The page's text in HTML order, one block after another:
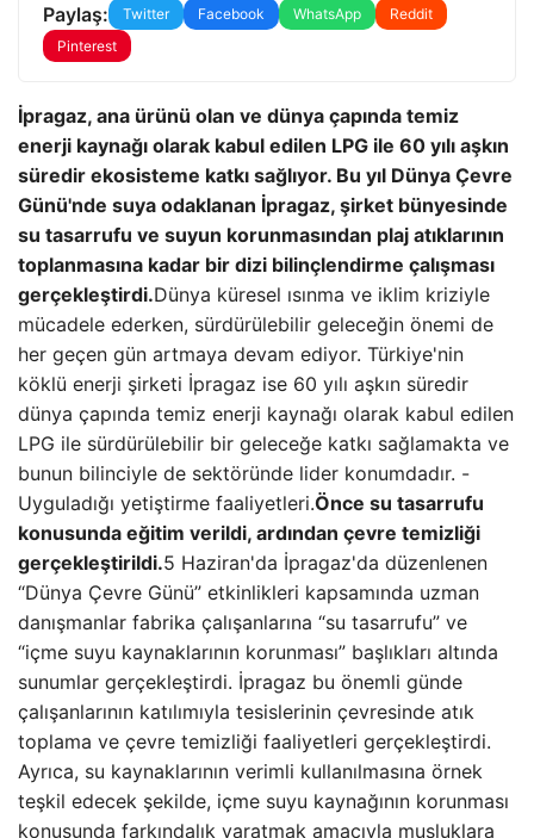
Paylaş: Twitter Facebook WhatsApp
Reddit
Pinterest
İpragaz, ana ürünü olan ve dünya çapında temiz
enerji kaynağı olarak kabul edilen LPG ile 60 yılı aşkın
süredir ekosisteme katkı sağlıyor. Bu yıl Dünya Çevre
Günü'nde suya odaklanan İpragaz, şirket bünyesinde
su tasarrufu ve suyun korunmasından plaj atıklarının
toplanmasına kadar bir dizi bilinçlendirme çalışması
gerçekleştirdi.Dünya küresel ısınma ve iklim kriziyle
mücadele ederken, sürdürülebilir geleceğin önemi de
her geçen gün artmaya devam ediyor. Türkiye'nin
köklü enerji şirketi İpragaz ise 60 yılı aşkın süredir
dünya çapında temiz enerji kaynağı olarak kabul edilen
LPG ile sürdürülebilir bir geleceğe katkı sağlamakta ve
bunun bilinciyle de sektöründe lider konumdadır. -
Uyguladığı yetiştirme faaliyetleri.Önce su tasarrufu
konusunda eğitim verildi, ardından çevre temizliği
gerçekleştirildi.5 Haziran'da İpragaz'da düzenlenen
“Dünya Çevre Günü” etkinlikleri kapsamında uzman
danışmanlar fabrika çalışanlarına “su tasarrufu” ve
“içme suyu kaynaklarının korunması” başlıkları altında
sunumlar gerçekleştirdi. İpragaz bu önemli günde
çalışanlarının katılımıyla tesislerinin çevresinde atık
toplama ve çevre temizliği faaliyetleri gerçekleştirdi.
Ayrıca, su kaynaklarının verimli kullanılmasına örnek
teşkil edecek şekilde, içme suyu kaynağının korunması
konusunda farkındalık yaratmak amacıyla musluklara